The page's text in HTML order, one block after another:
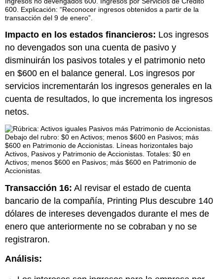
Impacto en los estados financieros: Los ingresos
no devengados son una cuenta de pasivo y
disminuirán los pasivos totales y el patrimonio neto
en $600 en el balance general. Los ingresos por
servicios incrementarán los ingresos generales en la
cuenta de resultados, lo que incrementa los ingresos
netos.
Transacción 16: Al revisar el estado de cuenta
bancario de la compañía, Printing Plus descubre 140
dólares de intereses devengados durante el mes de
enero que anteriormente no se cobraban y no se
registraron.
Análisis: